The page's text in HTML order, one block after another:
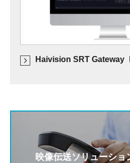
Haivision SRT Gateway
映像伝送ソリューショ